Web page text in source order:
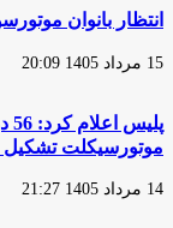
شده‌اند
این‌بار
افتتاح
کارخانه
دوچرخه‌سازی
«قزل‌حصار»
انتظار بانوان
15 مرداد 1405 20:09
موتورسیکلت تشکیل
14 مرداد 1405 21:27